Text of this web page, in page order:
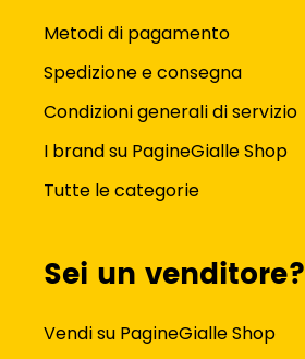
Metodi di pagamento
Spedizione e consegna
Condizioni generali di servizio
I brand su PagineGialle Shop
Tutte le categorie
Sei un venditore?
Vendi su PagineGialle Shop